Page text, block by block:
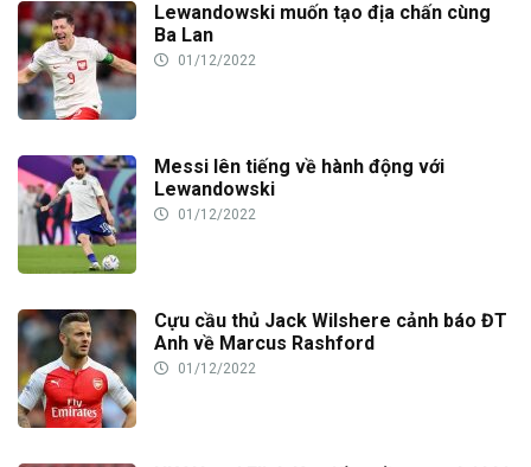
Lewandowski muốn tạo địa chấn cùng
Ba Lan
01/12/2022
Messi lên tiếng về hành động với
Lewandowski
01/12/2022
Cựu cầu thủ Jack Wilshere cảnh báo ĐT
Anh về Marcus Rashford
01/12/2022